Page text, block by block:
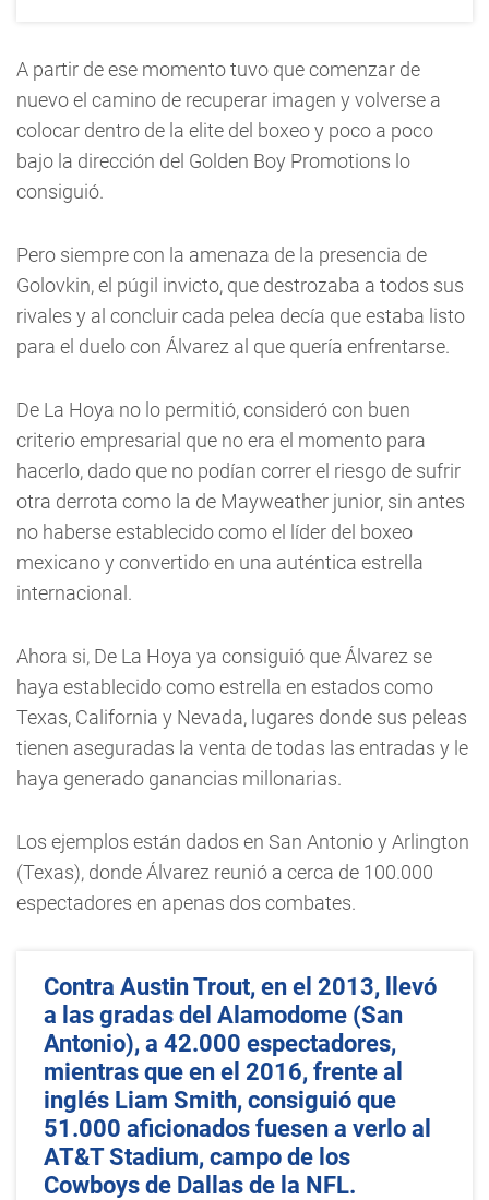
A partir de ese momento tuvo que comenzar de
nuevo el camino de recuperar imagen y volverse a
colocar dentro de la elite del boxeo y poco a poco
bajo la dirección del Golden Boy Promotions lo
consiguió.
Pero siempre con la amenaza de la presencia de
Golovkin, el púgil invicto, que destrozaba a todos sus
rivales y al concluir cada pelea decía que estaba listo
para el duelo con Álvarez al que quería enfrentarse.
De La Hoya no lo permitió, consideró con buen
criterio empresarial que no era el momento para
hacerlo, dado que no podían correr el riesgo de sufrir
otra derrota como la de Mayweather junior, sin antes
no haberse establecido como el líder del boxeo
mexicano y convertido en una auténtica estrella
internacional.
Ahora si, De La Hoya ya consiguió que Álvarez se
haya establecido como estrella en estados como
Texas, California y Nevada, lugares donde sus peleas
tienen aseguradas la venta de todas las entradas y le
haya generado ganancias millonarias.
Los ejemplos están dados en San Antonio y Arlington
(Texas), donde Álvarez reunió a cerca de 100.000
espectadores en apenas dos combates.
Contra Austin Trout, en el 2013, llevó
a las gradas del Alamodome (San
Antonio), a 42.000 espectadores,
mientras que en el 2016, frente al
inglés Liam Smith, consiguió que
51.000 aficionados fuesen a verlo al
AT&T Stadium, campo de los
Cowboys de Dallas de la NFL.